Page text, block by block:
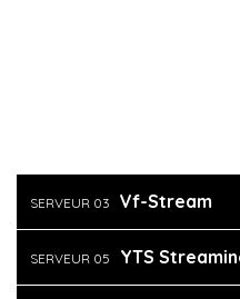
SERVEUR 03 Vf-Stream
SERVEUR 05 YTS